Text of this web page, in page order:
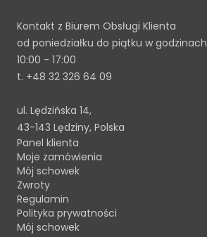
Kontakt z Biurem Obsługi Klienta
od poniedziałku do piątku w godzinach
10:00 - 17:00
t. +48 32 326 64 09
ul. Lędzińska 14,
43-143 Lędziny, Polska
Panel klienta
Moje zamówienia
Mój schowek
Zwroty
Regulamin
Polityka prywatności
Mój schowek